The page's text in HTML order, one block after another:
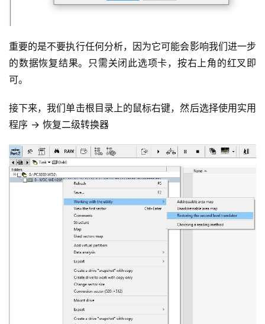
重要的是不要执行任何分析，因为它可能会影响我们进一步
的数据恢复结果。只需关闭此选项卡，按右上角的红叉即
可。
接下来，我们单击根目录上的鼠标右键，然后选择使用实用
程序 -> 恢复二级转换器